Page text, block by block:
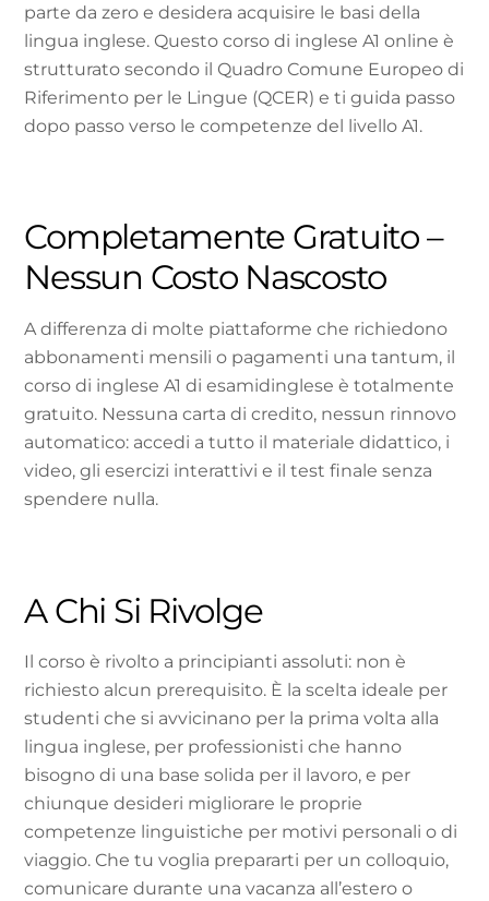
parte da zero e desidera acquisire le basi della
lingua inglese. Questo corso di inglese A1 online è
strutturato secondo il Quadro Comune Europeo di
Riferimento per le Lingue (QCER) e ti guida passo
dopo passo verso le competenze del livello A1.
Completamente Gratuito –
Nessun Costo Nascosto
A differenza di molte piattaforme che richiedono
abbonamenti mensili o pagamenti una tantum, il
corso di inglese A1 di esamidinglese è totalmente
gratuito. Nessuna carta di credito, nessun rinnovo
automatico: accedi a tutto il materiale didattico, i
video, gli esercizi interattivi e il test finale senza
spendere nulla.
A Chi Si Rivolge
Il corso è rivolto a principianti assoluti: non è
richiesto alcun prerequisito. È la scelta ideale per
studenti che si avvicinano per la prima volta alla
lingua inglese, per professionisti che hanno
bisogno di una base solida per il lavoro, e per
chiunque desideri migliorare le proprie
competenze linguistiche per motivi personali o di
viaggio. Che tu voglia prepararti per un colloquio,
comunicare durante una vacanza all’estero o